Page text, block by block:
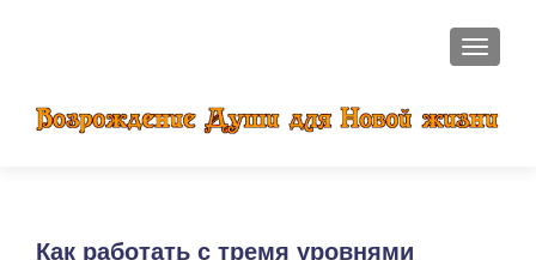
Как работать с тремя уровнями